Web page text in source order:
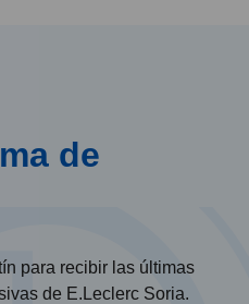
de
para recibir las últimas
de E.Leclerc Soria.